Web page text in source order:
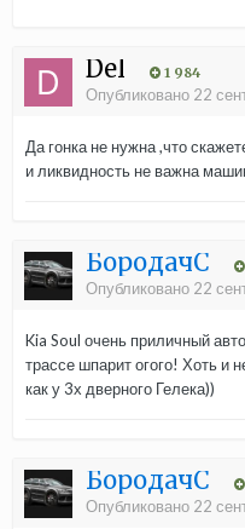
Del 1 984
Опубликовано 22
Да гонка не нужна ,что
и ликвидность не важна
БородачС
Опубликовано 22
Kia Soul очень приличный
трассе шпарит огого! Хоть и
как у 3х дверного Гелека))
БородачС
Опубликовано 22